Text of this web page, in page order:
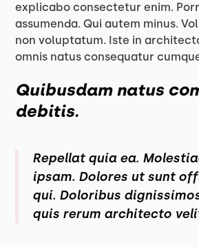
explicabo consectetur enim.
assumenda. Qui autem minus.
non voluptatum. Iste in
omnis natus consequatur
Quibusdam natus
debitis.
Repellat quia ea.
ipsam. Dolores ut sunt
qui. Doloribus
quis rerum architecto